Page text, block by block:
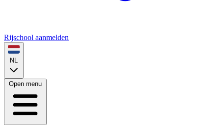
Rijschool aanmelden
NL
Open menu